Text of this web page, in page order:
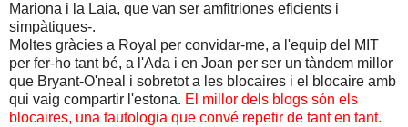
Mariona i la Laia, que van ser amfitriones eficients i
simpàtiques-.
Moltes gràcies a Royal per convidar-me, a l'equip del MIT
per fer-ho tant bé, a l'Ada i en Joan per ser un tàndem millor
que Bryant-O'neal i sobretot a les blocaires i el blocaire amb
qui vaig compartir l'estona. El millor dels blogs són els
blocaires, una tautologia que convé repetir de tant en tant.